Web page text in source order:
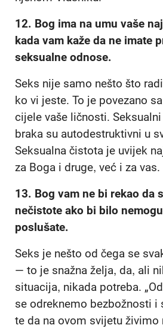
12. Bog ima na umu vaše
kada vam kaže da ne imate
seksualne odnose.
Seks nije samo nešto što
ko vi jeste. To je povezano
cijele vaše ličnosti.
braka su autodestruktivni u
Seksualna čistota je uvijek
za Boga i druge, već i za vas.
13. Bog vam ne bi rekao da
nečistote ako bi bilo
poslušate.
Seks je nešto od čega se
— to je snažna želja, da, ali
situacija, nikada potreba.
se odreknemo bezbožnosti i
te da na ovom svijetu živimo